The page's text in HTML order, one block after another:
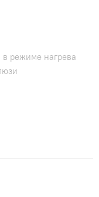
режиме нагрева